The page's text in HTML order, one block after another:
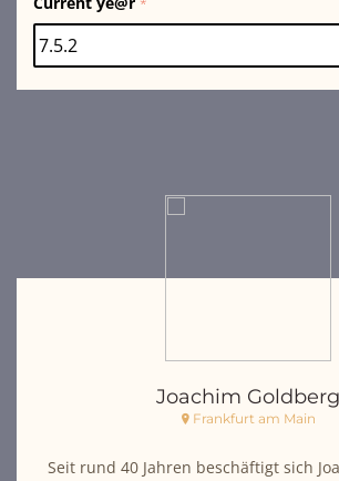
*
Joachim Goldberg
Frankfurt am Main
Seit rund 40 Jahren beschäftigt sich